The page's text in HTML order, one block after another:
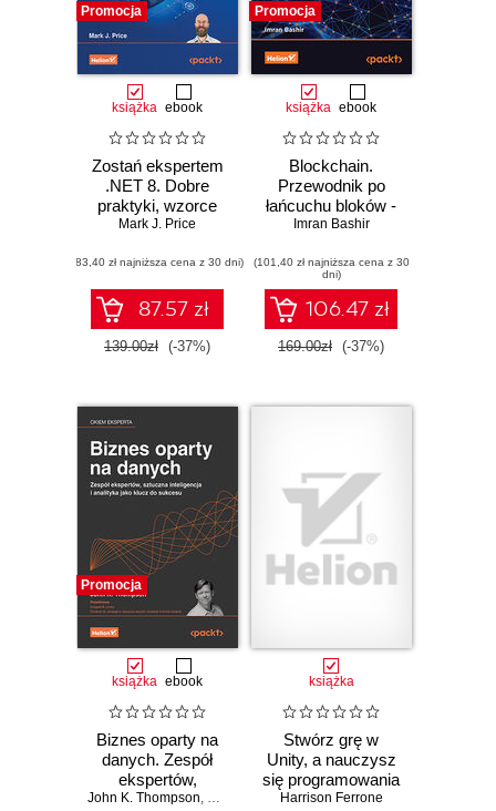
Promocja
książka ebook
Zostań ekspertem
.NET 8. Dobre
praktyki, wzorce
projektowe,
testowanie aplikacji
Mark J. Price
(83,40 zł najniższa cena z 30 dni)
87.57 zł
139.00zł (-37%)
Promocja
książka ebook
Blockchain.
Przewodnik po
łańcuchu bloków -
od kryptografii po
Wydanie IV
Imran Bashir
(101,40 zł najniższa cena z 30
dni)
106.47 zł
169.00zł (-37%)
Promocja
książka ebook
Biznes oparty na
danych. Zespół
ekspertów,
sztuczna
John K. Thompson, Douglas B. Laney
książka
Stwórz grę w
Unity, a nauczysz
się programowania
w C#! Pisanie
Harrison Ferrone